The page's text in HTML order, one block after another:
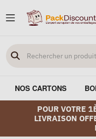
NOS CARTONS
POUR VOTRE
LIVRAISON